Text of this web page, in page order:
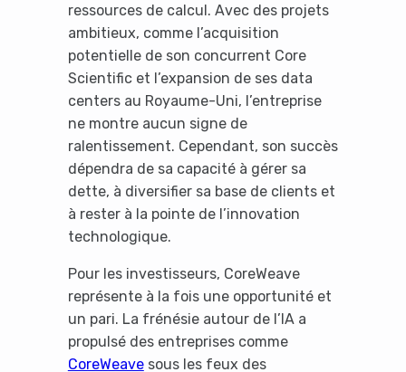
ressources de calcul. Avec des projets
ambitieux, comme l’acquisition
potentielle de son concurrent Core
Scientific et l’expansion de ses data
centers au Royaume-Uni, l’entreprise
ne montre aucun signe de
ralentissement. Cependant, son succès
dépendra de sa capacité à gérer sa
dette, à diversifier sa base de clients et
à rester à la pointe de l’innovation
technologique.
Pour les investisseurs, CoreWeave
représente à la fois une opportunité et
un pari. La frénésie autour de l’IA a
propulsé des entreprises comme
CoreWeavesous les feux des